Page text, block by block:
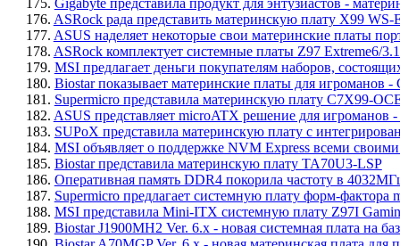
176. ASRock рада представить материнскую плату X99 WS-
177. ASUS наделяет некоторые свои материнские платы
178. ASRock комплектует системные платы Z97 Extreme6/
179. MSI предлагает деньги покупателям наборов,
180. Biostar показывает материнские платы для
181. Supermicro представила материнскую плату C7X99-
182. ASUS представляет microATX решение для игроманов
183. SUPoX представила материнскую плату с
184. MSI объявляет о поддержке NVM Express всеми
185. Biostar представила материнскую плату TA70U3-LSP
186. Оперативная память DDR4 покорила частоту в
187. Supermicro предлагает системную плату форм-
188. MSI представила Mini-ITX системную плату Z97I
189. Biostar J1900MH2 Ver. 6.x - новая системная плата на